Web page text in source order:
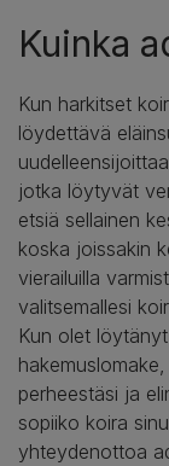
Kuinka
Kun harkitset
löydettävä
jotka löytyvät
etsiä sellainen
koska joissakin
vierailuilla
valitsemallesi
Kun olet
perheestäsi ja
sopiiko koira
yhteydenottoa